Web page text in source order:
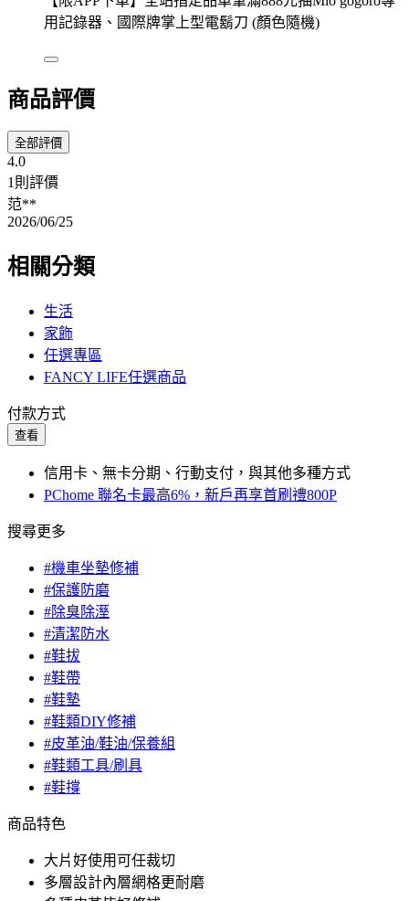
用記錄器、國際牌掌上型電鬍刀 (顏色隨機)
商品評價
全部評價
4.0
1則評價
范**
2026/06/25
相關分類
生活
家飾
任選專區
FANCY LIFE任選商品
付款方式
查看
信用卡、無卡分期、行動支付，與其他多種方式
PChome 聯名卡最高6%，新戶再享首刷禮800P
搜尋更多
#機車坐墊修補
#保護防磨
#除臭除溼
#清潔防水
#鞋拔
#鞋帶
#鞋墊
#鞋類DIY修補
#皮革油/鞋油/保養組
#鞋類工具/刷具
#鞋撐
商品特色
大片好使用可任裁切
多層設計內層網格更耐磨